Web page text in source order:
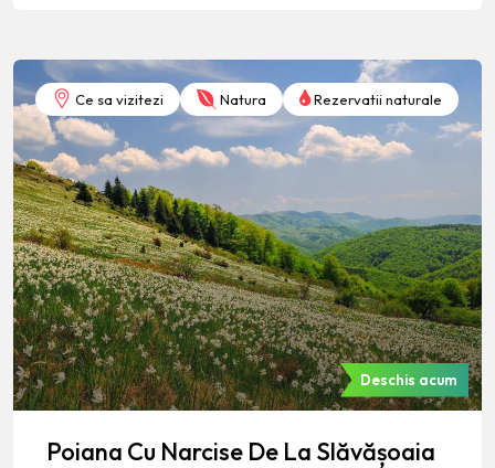
Ce sa vizitezi Natura Rezervatii naturale
Deschis acum
Poiana Cu Narcise De La Slăvășoaia